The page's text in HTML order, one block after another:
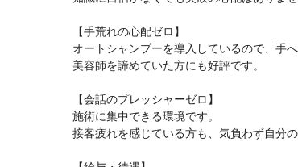
【手荒れの心配ゼロ】
オートシャンプーを導入しているので、手へ
美容師を諦めていた方にも好評です。
【会話のプレッシャーゼロ】
施術に集中できる環境です。
接客疲れを感じている方も、気負わず自分の